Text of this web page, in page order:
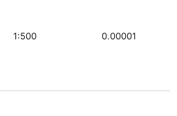
1:500 0.00001